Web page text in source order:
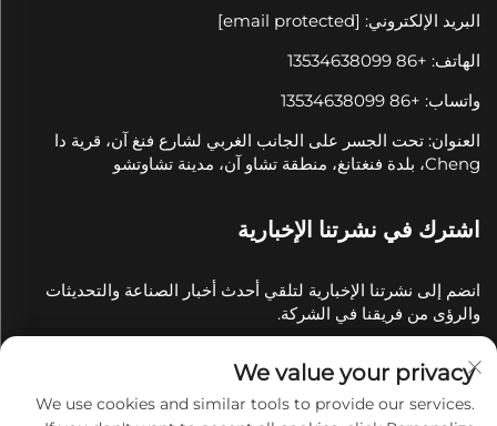
البريد الإلكتروني: [email protected]
الهاتف: +86 13534638099
واتساب: +86 13534638099
العنوان: تحت الجسر على الجانب الغربي لشارع فنغ آن، قرية دا
Cheng، بلدة فنغتانغ، منطقة تشاو آن، مدينة تشاوتشو
اشترك في نشرتنا الإخبارية
انضم إلى نشرتنا الإخبارية لتلقي أحدث أخبار الصناعة والتحديثات
والرؤى من فريقنا في الشركة.
We value your privacy
We use cookies and similar tools to provide our services.